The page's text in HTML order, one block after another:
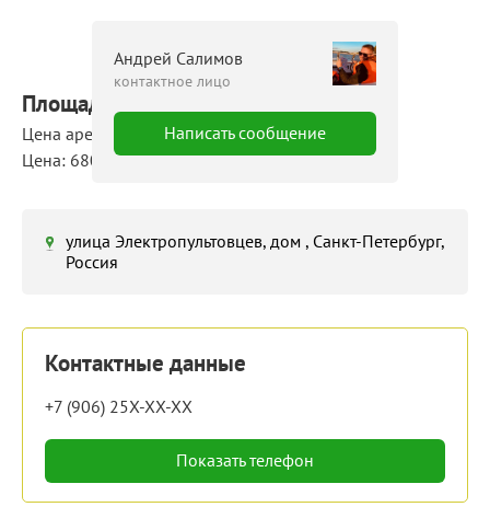
Андрей Салимов
контактное лицо
Написать сообщение
Площадь: 1600 м²
Цена аренды: 1 088 000 руб./мес
Цена: 680 руб./м²/мес
улица Электропультовцев, дом , Санкт-Петербург,
Россия
Контактные данные
+7 (906) 25X-XX-XX
Показать телефон